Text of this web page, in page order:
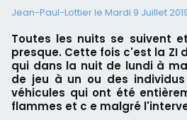
Jean-Paul-Lottier le Mardi 9 Juillet
Toutes les nuits se suivent
presque. Cette fois c'est la ZI
qui dans la nuit de lundi à
de jeu à un ou des
véhicules qui ont été
flammes et c e malgré